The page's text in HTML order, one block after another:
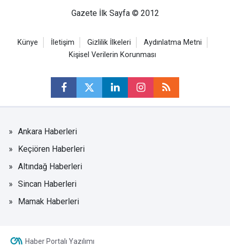
Gazete İlk Sayfa © 2012
Künye İletişim Gizlilik İlkeleri
Aydınlatma Metni
Kişisel Verilerin Korunması
Ankara Haberleri
Keçiören Haberleri
Altındağ Haberleri
Sincan Haberleri
Mamak Haberleri
Haber Portalı Yazılımı